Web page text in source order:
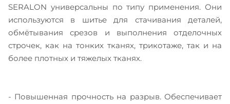
SERALON универсальны по типу применения. Они
используются в шитье для стачивания деталей,
обмётывания срезов и выполнения отделочных
строчек, как на тонких тканях, трикотаже, так и на
более плотных и тяжелых тканях.
- Повышенная прочность на разрыв. Обеспечивает